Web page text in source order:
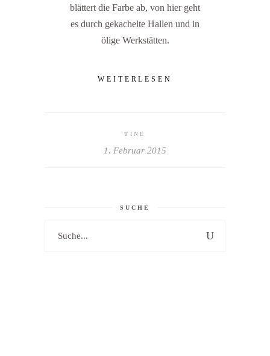
blättert die Farbe ab, von hier geht
es durch gekachelte Hallen und in
ölige Werkstätten.
WEITERLESEN
TINE
1. Februar 2015
SUCHE